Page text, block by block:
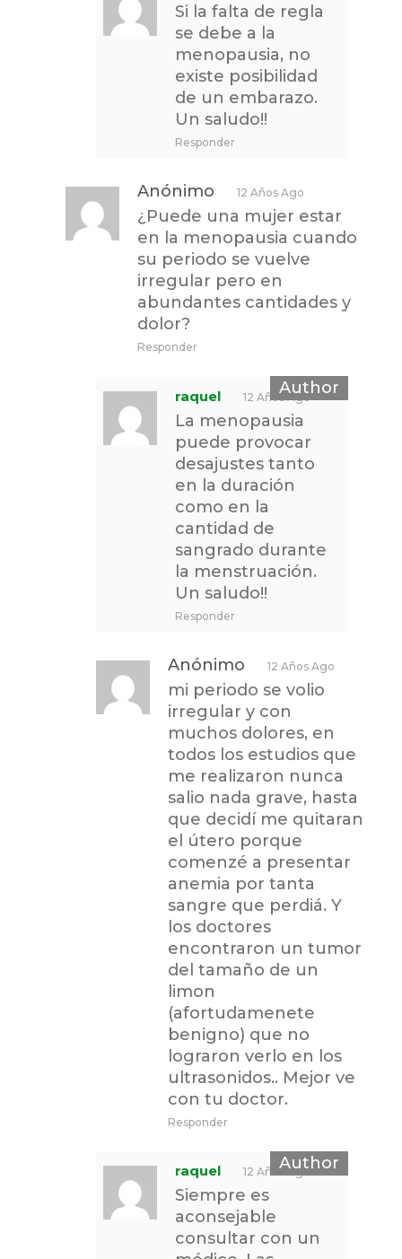
Si la falta de regla
se debe a la
menopausia, no
existe posibilidad
de un embarazo.
Un saludo!!
Responder
Anónimo 12 Años Ago
¿Puede una mujer estar
en la menopausia cuando
su periodo se vuelve
irregular pero en
abundantes cantidades y
dolor?
Responder
raquel 12 Años Ago
La menopausia
puede provocar
desajustes tanto
en la duración
como en la
cantidad de
sangrado durante
la menstruación.
Un saludo!!
Responder
Anónimo 12 Años Ago
mi periodo se volio
irregular y con
muchos dolores, en
todos los estudios que
me realizaron nunca
salio nada grave, hasta
que decidí me quitaran
el útero porque
comenzé a presentar
anemia por tanta
sangre que perdiá. Y
los doctores
encontraron un tumor
del tamaño de un
limon
(afortudamenete
benigno) que no
lograron verlo en los
ultrasonidos.. Mejor ve
con tu doctor.
Responder
raquel 12 Años Ago
Siempre es
aconsejable
consultar con un